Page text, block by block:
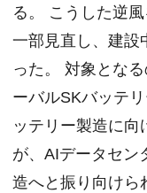
る。 こうした逆
一部見直し、建設
った。 対象とな
ーバルSKバッテ
ッテリー製造に
が、AIデータセン
造へと振り向けら